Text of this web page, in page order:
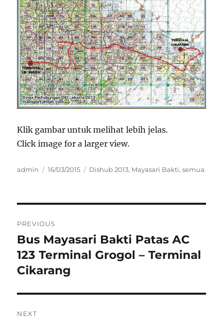
Klik gambar untuk melihat lebih jelas.
Click image for a larger view.
Author
admin
Posted
16/03/2015 Categories
Dishub 2013, Mayasari Bakti,semua
navigation
PREVIOUS
Previous
post:
Bus Mayasari Bakti Patas AC
123 Terminal Grogol – Terminal
Cikarang
NEXT